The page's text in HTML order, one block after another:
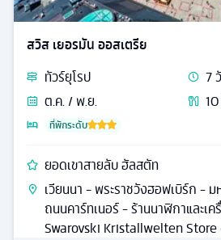
สวิส เยอรมัน ออสเตรีย
ทัวร์ยุโรป 7
ต.ค. / พ.ย.
10
ที่พักระดับ
ยอดเขาสายลับ ฮัลสตัท
เวียนนา - พระราชวังฮอฟเบิร์ก -
ถนนคาร์ทเนอร์ - ร้านนาฬิกาและเ
Swarovski Kristallwelten Store